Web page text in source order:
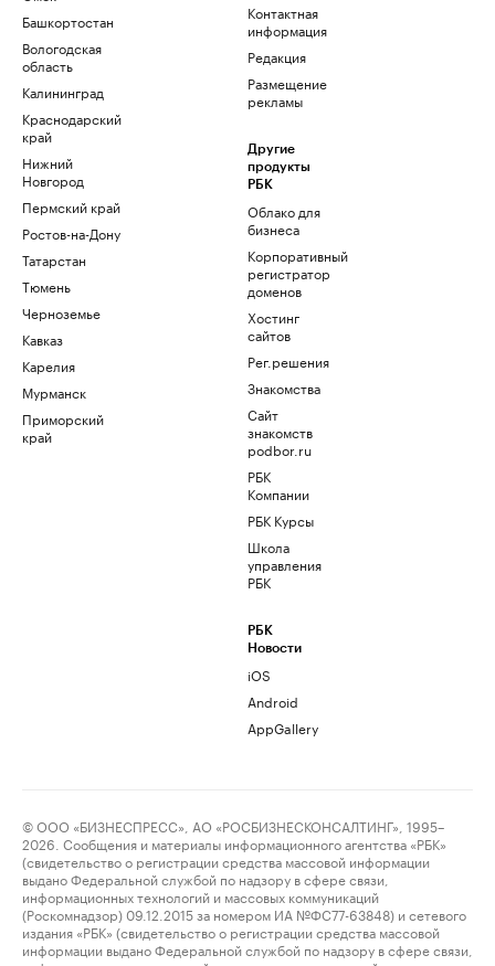
Башкортостан
Вологодская
область
Калининград
Краснодарский
край
Нижний
Новгород
Пермский край
Ростов-на-Дону
Татарстан
Тюмень
Черноземье
Кавказ
Карелия
Мурманск
Приморский
край
Контактная
информация
Редакция
Размещение
рекламы
Другие
продукты
РБК
Облако для
бизнеса
Корпоративный
регистратор
доменов
Хостинг
сайтов
Рег.решения
Знакомства
Сайт
знакомств
podbor.ru
РБК
Компании
РБК Курсы
Школа
управления
РБК
РБК
Новости
iOS
Android
AppGallery
© ООО «БИЗНЕСПРЕСС», АО «РОСБИЗНЕСКОНСАЛТИНГ», 1995–
2026. Сообщения и материалы информационного агентства «РБК»
(свидетельство о регистрации средства массовой информации
выдано Федеральной службой по надзору в сфере связи,
информационных технологий и массовых коммуникаций
(Роскомнадзор) 09.12.2015 за номером ИА №ФС77-63848) и сетевого
издания «РБК» (свидетельство о регистрации средства массовой
информации выдано Федеральной службой по надзору в сфере связи,